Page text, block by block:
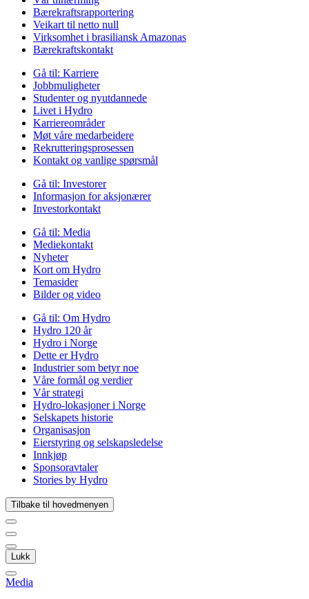
Bærekraftsrapportering
Veikart til netto null
Virksomhet i brasiliansk Amazonas
Bærekraftskontakt
Gå til: Karriere
Jobbmuligheter
Studenter og nyutdannede
Livet i Hydro
Karriereområder
Møt våre medarbeidere
Rekrutteringsprosessen
Kontakt og vanlige spørsmål
Gå til: Investorer
Informasjon for aksjonærer
Investorkontakt
Gå til: Media
Mediekontakt
Nyheter
Kort om Hydro
Temasider
Bilder og video
Gå til: Om Hydro
Hydro 120 år
Hydro i Norge
Dette er Hydro
Industrier som betyr noe
Våre formål og verdier
Vår strategi
Hydro-lokasjoner i Norge
Selskapets historie
Organisasjon
Eierstyring og selskapsledelse
Innkjøp
Sponsoravtaler
Stories by Hydro
Tilbake til hovedmenyen
Lukk
Media